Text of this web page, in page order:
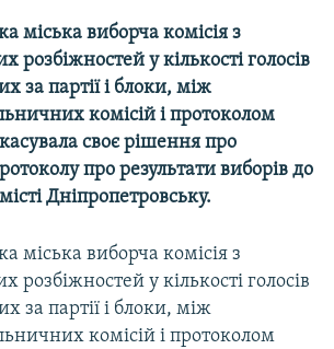
міська виборча комісія з
у кількості голосів
за партії і блоки, між
комісій і протоколом
своє рішення про
про результати виборів до
Дніпропетровську.
міська виборча комісія з
у кількості голосів
за партії і блоки, між
комісій і протоколом